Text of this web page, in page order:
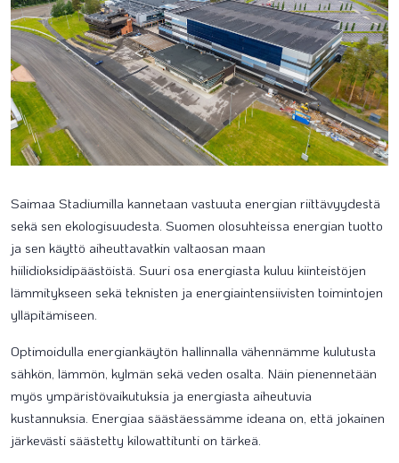
Saimaa Stadiumilla kannetaan vastuuta energian riittävyydestä
sekä sen ekologisuudesta. Suomen olosuhteissa energian tuotto
ja sen käyttö aiheuttavatkin valtaosan maan
hiilidioksidipäästöistä. Suuri osa energiasta kuluu kiinteistöjen
lämmitykseen sekä teknisten ja energiaintensiivisten toimintojen
ylläpitämiseen.
Optimoidulla energiankäytön hallinnalla vähennämme kulutusta
sähkön, lämmön, kylmän sekä veden osalta. Näin pienennetään
myös ympäristövaikutuksia ja energiasta aiheutuvia
kustannuksia. Energiaa säästäessämme ideana on, että jokainen
järkevästi säästetty kilowattitunti on tärkeä.